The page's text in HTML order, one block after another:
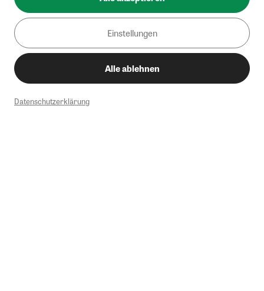
Einstellungen
Alle ablehnen
Datenschutzerklärung